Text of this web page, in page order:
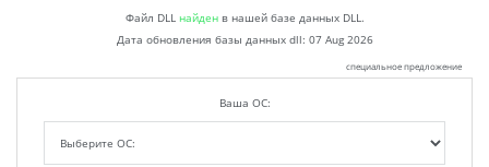
Файл DLL найденв нашей базе данных DLL.
Дата обновления базы данных dll: 07 Aug 2026
специальное предложение
Ваша ОС: